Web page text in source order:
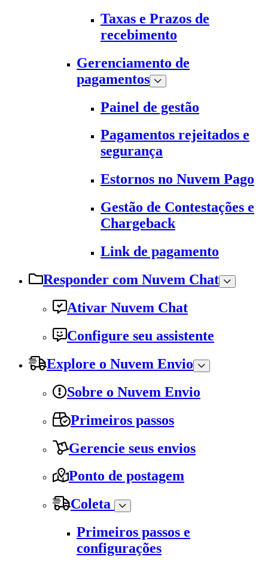
Taxas e Prazos de
recebimento
Gerenciamento de
pagamentos
Painel de gestão
Pagamentos rejeitados e
segurança
Estornos no Nuvem Pago
Gestão de Contestações e
Chargeback
Link de pagamento
Responder com Nuvem Chat
Ativar Nuvem Chat
Configure seu assistente
Explore o Nuvem Envio
Sobre o Nuvem Envio
Primeiros passos
Gerencie seus envios
Ponto de postagem
Coleta
Primeiros passos e
configurações